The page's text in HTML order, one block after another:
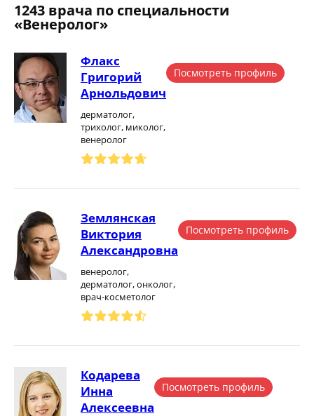
1243 врача по специальности
«Венеролог»
Флакс
Григорий
Арнольдович
дерматолог,
трихолог, миколог,
венеролог
Посмотреть профиль
Землянская
Виктория
Александровна
венеролог,
дерматолог, онколог,
врач-косметолог
Посмотреть профиль
Кодарева
Инна
Алексеевна
Посмотреть профиль